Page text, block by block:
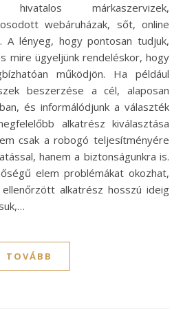
márkaszervizek,
webáruházak, sőt, online
A lényeg, hogy pontosan tudjuk,
mire ügyeljünk rendeléskor, hogy
működjön. Ha például
beszerzése a cél, alaposan
és informálódjunk a választék
alkatrész kiválasztása
csak a robogó teljesítményére
hanem a biztonságunkra is.
elem problémákat okozhat,
alkatrész hosszú ideig
TOVÁBB